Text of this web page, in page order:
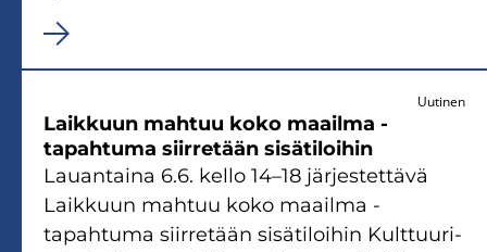
Uutinen
Laik­kuun mah­tuu koko maa­il­ma -​
tapahtuma siir­re­tään si­sä­ti­loi­hin
Lau­an­tai­na 6.6. kello 14–18 jär­jes­tet­tä­vä
Laik­kuun mah­tuu koko maa­il­ma -​
tapahtuma siir­re­tään si­sä­ti­loi­hin Kult­tuu­ri­